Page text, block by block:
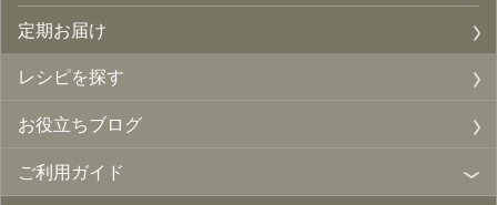
定期お届け
レシピを探す
お役立ちブログ
ご利用ガイド